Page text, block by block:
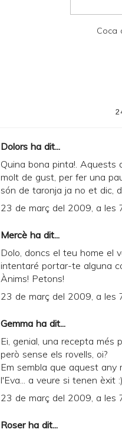
Coca
Dolors ha dit...
Quina bona pinta!. Aquests
molt de gust, per fer una
són de taronja ja no et dic,
23 de març del 2009, a les
Mercè ha dit...
Dolo, doncs el teu home el
intentaré portar-te alguna
Ànims! Petons!
23 de març del 2009, a les
Gemma ha dit...
Ei, genial, una recepta més
però sense els rovells, oi?
Em sembla que aquest
l'Eva... a veure si tenen èxit :)
23 de març del 2009, a les
Roserha dit...